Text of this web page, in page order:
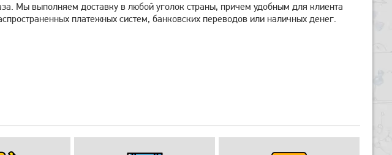
Мы выполняем доставку в любой уголок страны, причем удобным для клиента
платежных систем, банковских переводов или наличных денег.